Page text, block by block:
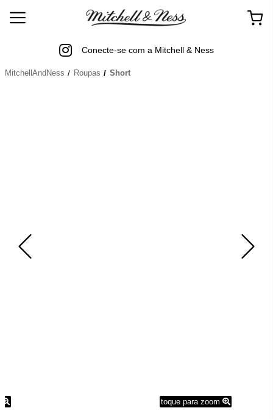
Conecte-se com a Mitchell & Ness
MitchellAndNess Roupas Short
toque para zoom